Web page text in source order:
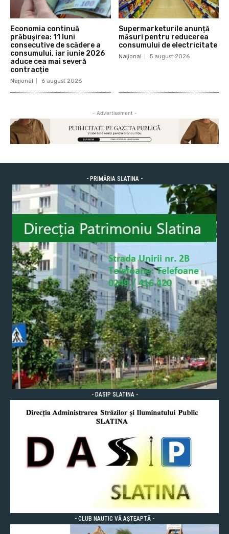
Economia continuă
prăbușirea: 11 luni
consecutive de scădere a
consumului, iar iunie 2026
aduce cea mai severă
contracție
Naţional 6 august 2026
Supermarketurile anunță
măsuri pentru reducerea
consumului de electricitate
Naţional 5 august 2026
- Advertisement -
- PRIMĂRIA SLATINA -
- DASIP SLATINA -
- CLUB NAUTIC VĂ AȘTEAPTĂ -